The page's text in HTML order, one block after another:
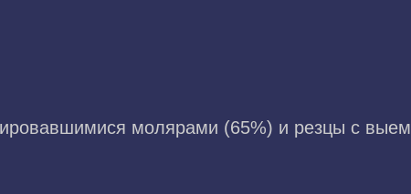
молярами (65%) и резцы с